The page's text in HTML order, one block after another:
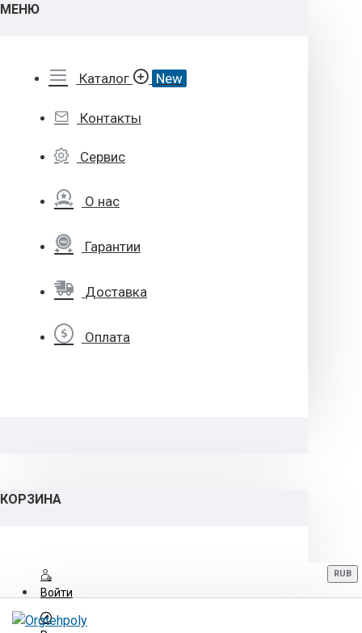
МЕНЮ
Каталог New
Контакты
Сервис
О нас
Гарантии
Доставка
Оплата
КОРЗИНА
Войти
RUB